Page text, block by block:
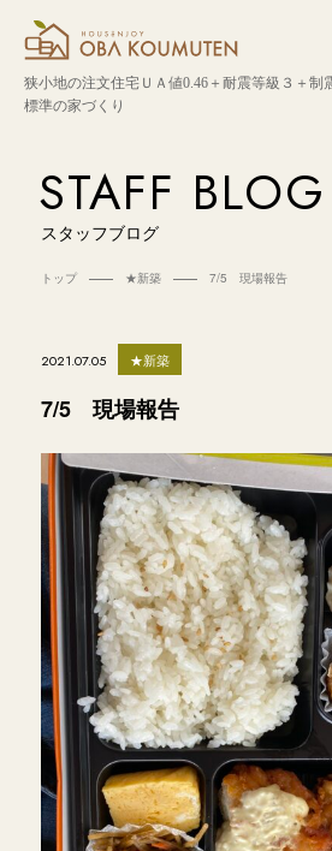
狭小地の注文住宅ＵＡ値0.46＋耐震等級３＋制
標準の家づくり
STAFF BLOG
スタッフブログ
トップ ★新築 7/5 現場報告
2021.07.05 ★新築
7/5 現場報告